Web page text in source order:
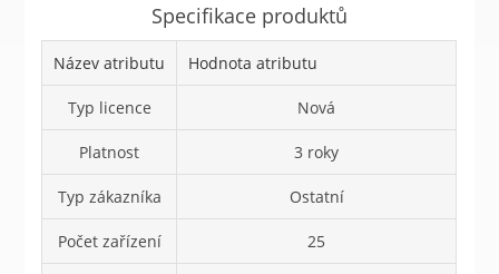
Specifikace produktů
Název atributu Hodnota atributu
Typ licence Nová
Platnost 3 roky
Typ zákazníka Ostatní
Počet zařízení 25